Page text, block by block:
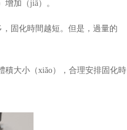
加（jiā）。
固化時間越短。但是，過量的
積大小（xiǎo），合理安排固化時